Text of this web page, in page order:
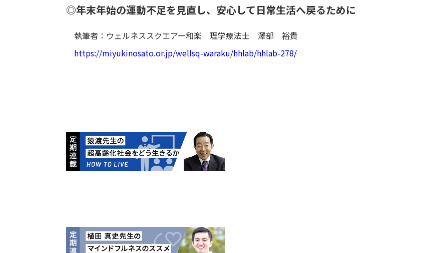
◎年末年始の運動不足を見直し、安心して日常生活へ戻るために
執筆者：ウェルネススクエアー和楽 理学療法士 澤部 裕貴
https://miyukinosato.or.jp/wellsq-waraku/hhlab/hhlab-278/